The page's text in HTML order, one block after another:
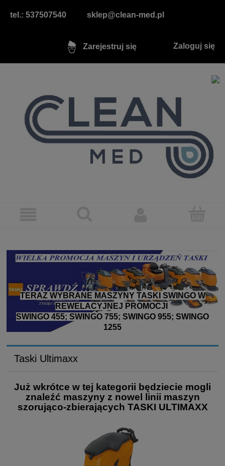
tel.: 537507540 sklep@clean-med.pl
Zarejestruj się Zaloguj się
TERAZ WYBRANE MASZYNY TASKI SWINGO W
REWELACYJNEJ PROMOCJI
SWINGO 455; SWINGO 755; SWINGO 955; SWINGO
1255
Taski Ultimaxx
Już wkrótce w tej kategorii będziecie mogli
znaleźć maszyny z nowel linii maszyn
szorująco-zbierających TASKI ULTIMAXX